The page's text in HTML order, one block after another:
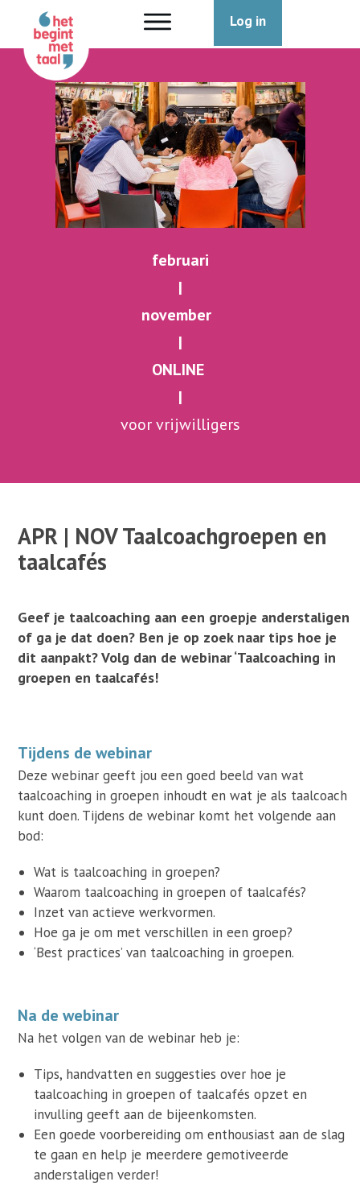
Log in
februari
|
november
|
ONLINE
|
voor vrijwilligers
APR | NOV Taalcoachgroepen en
taalcafés
Geef je taalcoaching aan een groepje anderstaligen
of ga je dat doen? Ben je op zoek naar tips hoe je
dit aanpakt? Volg dan de webinar ‘Taalcoaching in
groepen en taalcafés!
Tijdens de webinar
Deze webinar geeft jou een goed beeld van wat
taalcoaching in groepen inhoudt en wat je als taalcoach
kunt doen. Tijdens de webinar komt het volgende aan
bod:
Wat is taalcoaching in groepen?
Waarom taalcoaching in groepen of taalcafés?
Inzet van actieve werkvormen.
Hoe ga je om met verschillen in een groep?
‘Best practices’ van taalcoaching in groepen.
Na de webinar
Na het volgen van de webinar heb je:
Tips, handvatten en suggesties over hoe je
taalcoaching in groepen of taalcafés opzet en
invulling geeft aan de bijeenkomsten.
Een goede voorbereiding om enthousiast aan de slag
te gaan en help je meerdere gemotiveerde
anderstaligen verder!